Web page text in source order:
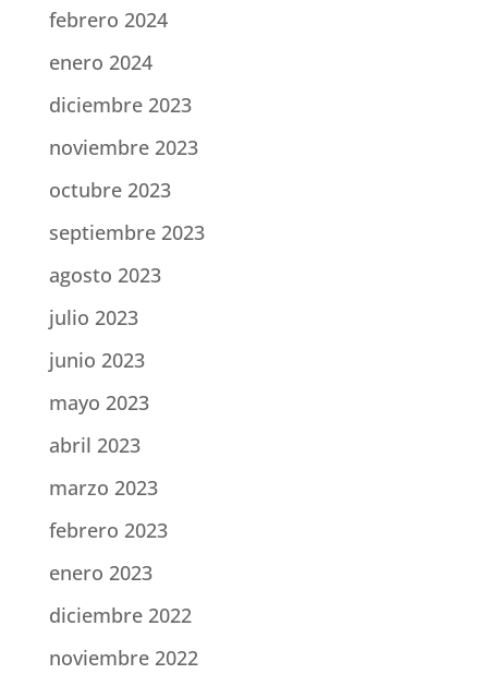
febrero 2024
enero 2024
diciembre 2023
noviembre 2023
octubre 2023
septiembre 2023
agosto 2023
julio 2023
junio 2023
mayo 2023
abril 2023
marzo 2023
febrero 2023
enero 2023
diciembre 2022
noviembre 2022